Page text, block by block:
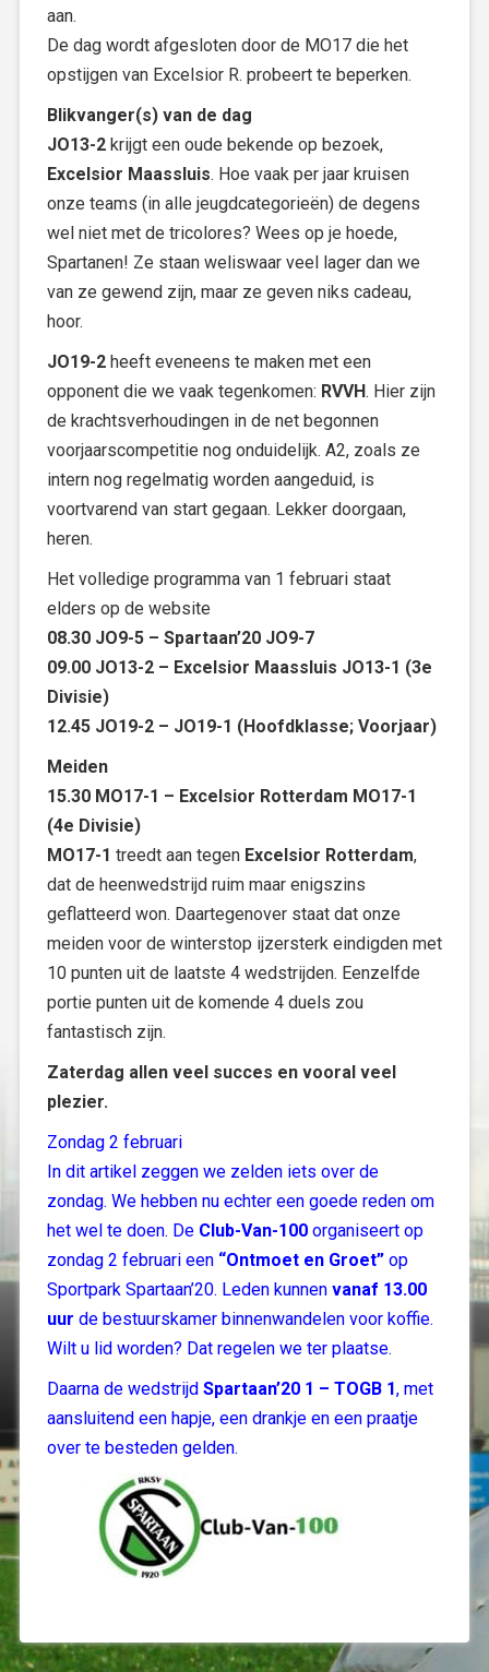
aan.
De dag wordt afgesloten door de MO17 die het
opstijgen van Excelsior R. probeert te beperken.
Blikvanger(s) van de dag
JO13-2 krijgt een oude bekende op bezoek,
Excelsior Maassluis. Hoe vaak per jaar kruisen
onze teams (in alle jeugdcategorieën) de degens
wel niet met de tricolores? Wees op je hoede,
Spartanen! Ze staan weliswaar veel lager dan we
van ze gewend zijn, maar ze geven niks cadeau,
hoor.
JO19-2 heeft eveneens te maken met een
opponent die we vaak tegenkomen: RVVH. Hier zijn
de krachtsverhoudingen in de net begonnen
voorjaarscompetitie nog onduidelijk. A2, zoals ze
intern nog regelmatig worden aangeduid, is
voortvarend van start gegaan. Lekker doorgaan,
heren.
Het volledige programma van 1 februari staat
elders op de website
08.30 JO9-5 – Spartaan’20 JO9-7
09.00 JO13-2 – Excelsior Maassluis JO13-1 (3e
Divisie)
12.45 JO19-2 – JO19-1 (Hoofdklasse; Voorjaar)
Meiden
15.30 MO17-1 – Excelsior Rotterdam MO17-1
(4e Divisie)
MO17-1 treedt aan tegen Excelsior Rotterdam,
dat de heenwedstrijd ruim maar enigszins
geflatteerd won. Daartegenover staat dat onze
meiden voor de winterstop ijzersterk eindigden met
10 punten uit de laatste 4 wedstrijden. Eenzelfde
portie punten uit de komende 4 duels zou
fantastisch zijn.
Zaterdag allen veel succes en vooral veel
plezier.
Zondag 2 februari
In dit artikel zeggen we zelden iets over de
zondag. We hebben nu echter een goede reden om
het wel te doen. De Club-Van-100 organiseert op
zondag 2 februari een “Ontmoet en Groet” op
Sportpark Spartaan’20. Leden kunnen vanaf 13.00
uur de bestuurskamer binnenwandelen voor koffie.
Wilt u lid worden? Dat regelen we ter plaatse.
Daarna de wedstrijd Spartaan’20 1 – TOGB 1, met
aansluitend een hapje, een drankje en een praatje
over te besteden gelden.